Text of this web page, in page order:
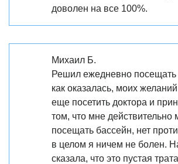
доволен на все 100%.
Михаил Б.
Решил ежедневно посещать
как оказалась, моих
еще посетить доктора и
том, что мне действительно
посещать бассейн, нет
в целом я ничем не болен.
сказала, что это пустая